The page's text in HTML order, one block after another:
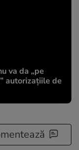
va da „pe
autorizațiile de